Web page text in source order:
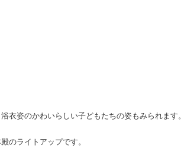
姿のかわいらしい子どもたちの姿もみられます。
のライトアップです。